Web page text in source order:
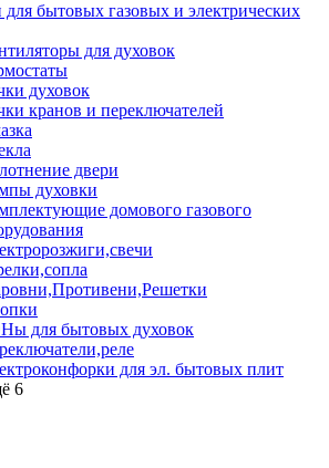
для бытовых газовых и электрических
для духовок
духовок
кранов и переключателей
двери
духовки
домового газового
для бытовых духовок
для эл. бытовых плит
6